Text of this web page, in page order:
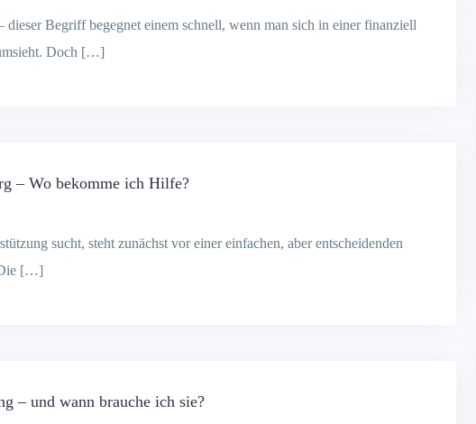
dieser Begriff begegnet einem schnell, wenn man sich in einer finanziell
Doch […]
– Wo bekomme ich Hilfe?
sucht, steht zunächst vor einer einfachen, aber entscheidenden
Die […]
– und wann brauche ich sie?